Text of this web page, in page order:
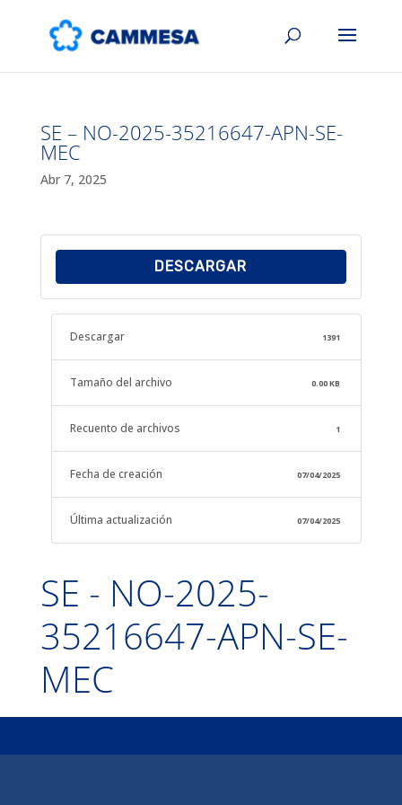
SE – NO-2025-35216647-APN-SE-
MEC
Abr 7, 2025
DESCARGAR
Descargar 1391
Tamaño del archivo 0.00 KB
Recuento de archivos 1
Fecha de creación 07/04/2025
Última actualización 07/04/2025
SE - NO-2025-
35216647-APN-SE-
MEC